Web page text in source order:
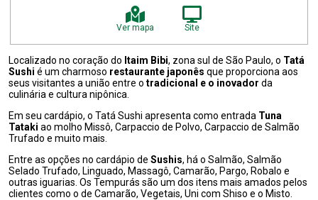
Ver mapa Site
Localizado no coração do Itaim Bibi, zona sul de São Paulo, o Tatá
Sushi é um charmoso restaurante japonês que proporciona aos
seus visitantes a união entre o tradicional e o inovador da
culinária e cultura nipônica.
Em seu cardápio, o Tatá Sushi apresenta como entrada Tuna
Tataki ao molho Missô, Carpaccio de Polvo, Carpaccio de Salmão
Trufado e muito mais.
Entre as opções no cardápio de Sushis, há o Salmão, Salmão
Selado Trufado, Linguado, Massagô, Camarão, Pargo, Robalo e
outras iguarias. Os Tempurás são um dos itens mais amados pelos
clientes como o de Camarão, Vegetais, Uni com Shiso e o Misto.